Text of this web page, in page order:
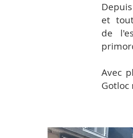
et
de
Avec
Gotloc